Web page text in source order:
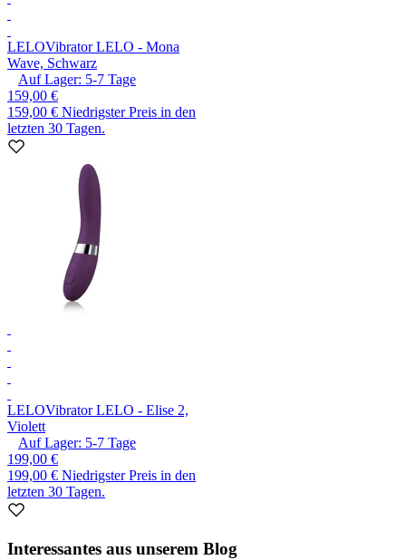
LELOVibrator LELO - Mona
Wave, Schwarz
Auf Lager: 5-7 Tage
159,00 €
159,00 € Niedrigster Preis in den
letzten 30 Tagen.
LELOVibrator LELO - Elise 2,
Violett
Auf Lager: 5-7 Tage
199,00 €
199,00 € Niedrigster Preis in den
letzten 30 Tagen.
Interessantes aus unserem Blog